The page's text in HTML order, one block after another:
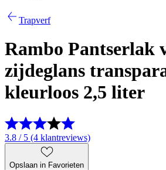
Trapverf
Rambo Pantserlak
zijdeglans
kleurloos 2,5 liter
3.8 / 5 (4 klantreviews)
Opslaan in Favorieten